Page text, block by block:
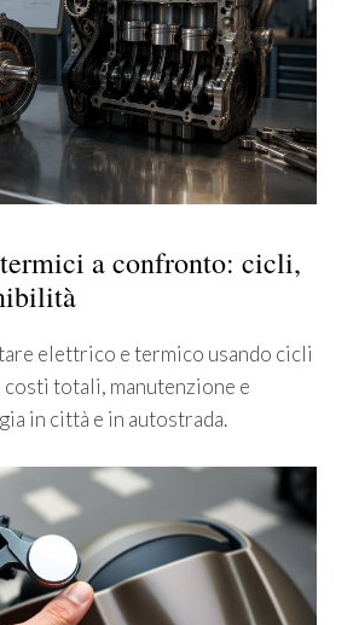
a confronto: cicli,
elettrico e termico usando cicli
totali, manutenzione e
in città e in autostrada.